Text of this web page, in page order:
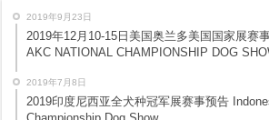
2019年9月23日
2019年12月10-15日美国奥兰多美国国家展赛
AKC NATIONAL CHAMPIONSHIP DOG
2019年7月8日
2019印度尼西亚全犬种冠军展赛事预告